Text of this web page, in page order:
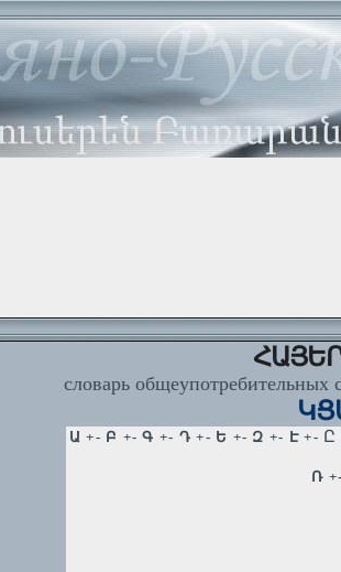
словарь общеупотребительных